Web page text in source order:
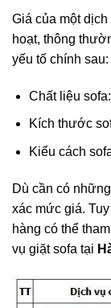
Giá của một
hoạt, thông
yếu tố chính sau:
Chất liệu
Kích thước
Kiểu cách
Dù cần có
xác mức giá.
hàng có thể
vụ giặt sofa tại